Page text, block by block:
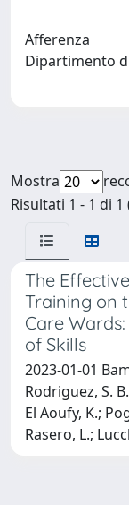
Afferenza
Dipartimento
Mostra
Risultati 1 - 1 di
The
Training on
Care Wards:
of Skills
2023-01-01
Rodriguez, S.
El Aoufy, K.;
Rasero, L.;